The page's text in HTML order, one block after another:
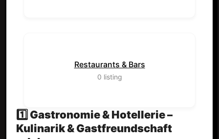
Restaurants & Bars
0 listing
1️⃣ Gastronomie & Hotellerie –
Kulinarik & Gastfreundschaft